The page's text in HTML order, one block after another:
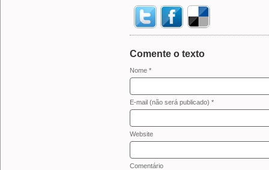
Comente o texto
Nome *
E-mail (não será publicado) *
Website
Comentário